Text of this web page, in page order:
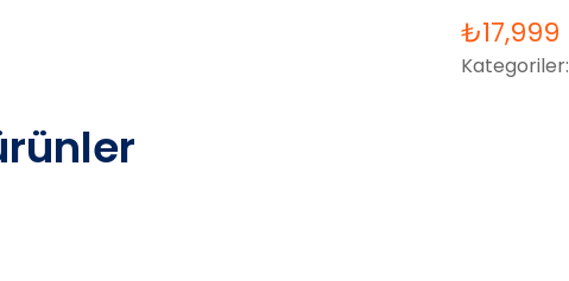
₺17,999
Kategoriler: